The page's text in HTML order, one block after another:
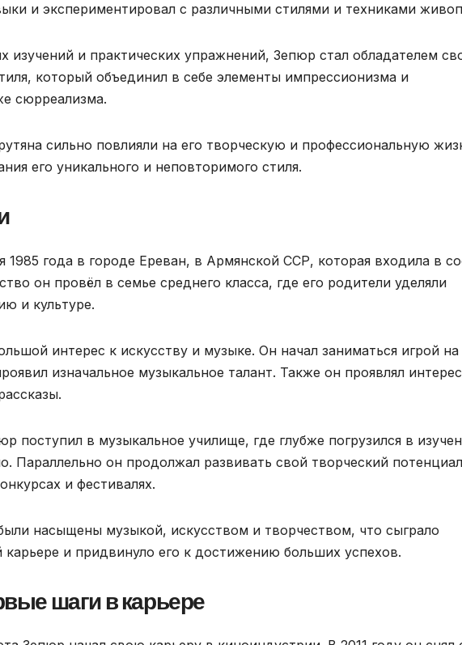
и экспериментировал с различными стилями и техниками
изучений и практических упражнений, Зепюр стал обладателем
который объединил в себе элементы импрессионизма и
сюрреализма.
сильно повлияли на его творческую и профессиональную
его уникального и неповторимого стиля.
1985 года в городе Ереван, в Армянской ССР, которая входила в
он провёл в семье среднего класса, где его родители уделяли
и культуре.
интерес к искусству и музыке. Он начал заниматься игрой на
изначальное музыкальное талант. Также он проявлял
поступил в музыкальное училище, где глубже погрузился в
Параллельно он продолжал развивать свой творческий
и фестивалях.
насыщены музыкой, искусством и творчеством, что сыграло
и придвинуло его к достижению больших успехов.
шаги в карьере